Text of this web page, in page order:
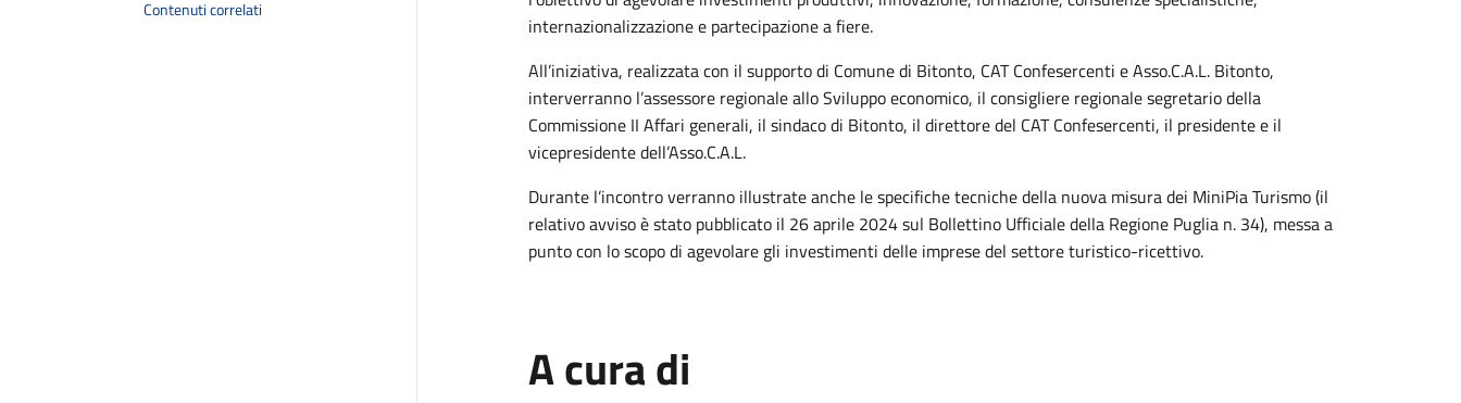
Contenuti correlati
internazionalizzazione e partecipazione a fiere.
All’iniziativa, realizzata con il supporto di Comune di Bitonto, CAT Confesercenti e Asso.C.A.L. Bitonto,
interverranno l’assessore regionale allo Sviluppo economico, il consigliere regionale segretario della
Commissione II Affari generali, il sindaco di Bitonto, il direttore del CAT Confesercenti, il presidente e il
vicepresidente dell’Asso.C.A.L.
Durante l’incontro verranno illustrate anche le specifiche tecniche della nuova misura dei MiniPia Turismo (il
relativo avviso è stato pubblicato il 26 aprile 2024 sul Bollettino Ufficiale della Regione Puglia n. 34), messa a
punto con lo scopo di agevolare gli investimenti delle imprese del settore turistico-ricettivo.
A cura di